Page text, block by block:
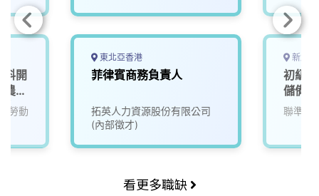
料開
農
作
勞動
東北亞香港
菲律賓商務負責人
拓英人力資源股份有限公司
(內部徵才)
新北
初級
儲備
聯準科
看更多職缺